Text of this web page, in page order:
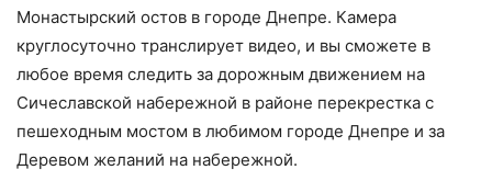
Монастырский остов в городе Днепре. Камера
круглосуточно транслирует видео, и вы сможете в
любое время следить за дорожным движением на
Сичеславской набережной в районе перекрестка с
пешеходным мостом в любимом городе Днепре и за
Деревом желаний на набережной.